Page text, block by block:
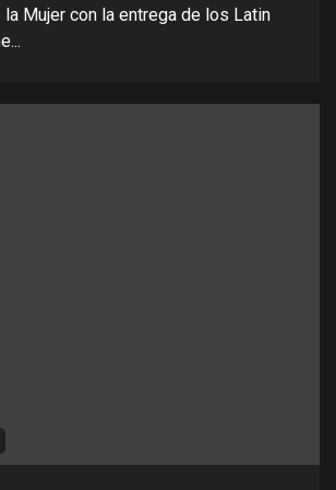
la Mujer con la entrega de los Latin